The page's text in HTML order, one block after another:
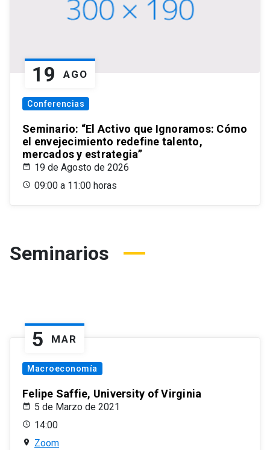
19 AGO
Conferencias
Seminario: “El Activo que Ignoramos: Cómo
el envejecimiento redefine talento,
mercados y estrategia”
19 de Agosto de 2026
09:00 a 11:00 horas
Seminarios
5 MAR
Macroeconomía
Felipe Saffie, University of Virginia
5 de Marzo de 2021
14:00
Zoom